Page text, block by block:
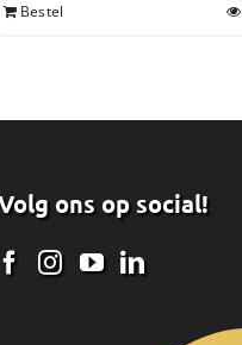
Bestel
ons op social!